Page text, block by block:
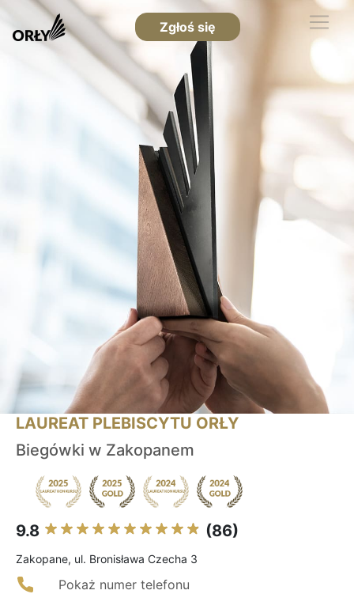
Zgłoś się
LAUREAT PLEBISCYTU ORŁY
Biegówki w Zakopanem
9.8 (86)
Zakopane, ul. Bronisława Czecha 3
Pokaż numer telefonu